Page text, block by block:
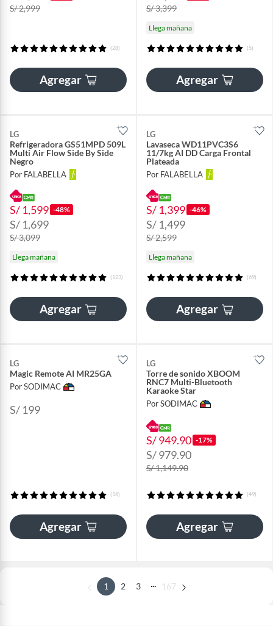
S/ 2,999
(28)
Agregar
S/ 3,399
Llega mañana
(5)
Agregar
LG
Refrigeradora GS51MPD 509L
Multi Air Flow Side By Side
Negro
Por FALABELLA
S/ 1,599 -48%
S/ 1,699
S/ 3,099
Llega mañana
(123)
Agregar
LG
Lavaseca WD11PVC3S6
11/7kg AI DD Carga Frontal
Plateada
Por FALABELLA
S/ 1,399 -46%
S/ 1,499
S/ 2,599
Llega mañana
(69)
Agregar
LG
Magic Remote AI MR25GA
Por SODIMAC
S/ 199
(16)
Agregar
LG
Torre de sonido XBOOM
RNC7 Multi-Bluetooth
Karaoke Star
Por SODIMAC
S/ 949.90 -17%
S/ 979.90
S/ 1,149.90
(49)
Agregar
1 2 3 ... 167